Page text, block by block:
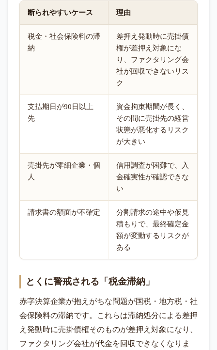
断られやすいケース 理由
税金・社会保険料の滞
納
差押え発動時に売掛債
権が差押え対象にな
り、ファクタリング会
社が回収できないリス
ク
支払期日が90日以上
先
資金拘束期間が長く、
その間に売掛先の経営
状態が悪化するリスク
が大きい
売掛先が零細企業・個
人
信用調査が困難で、入
金確実性が確認できな
い
請求書の額面が不確定
分割請求の途中や仮見
積もりで、最終確定金
額が変動するリスクが
ある
とくに警戒される「税金滞納」
赤字決算企業が抱えがちな問題が国税・地方税・社
会保険料の滞納です。これらは滞納処分による差押
え発動時に売掛債権そのものが差押え対象になり、
ファクタリング会社が代金を回収できなくなりま